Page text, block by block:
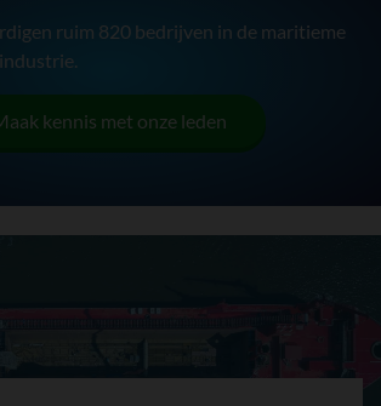
ruim 820 bedrijven in de maritieme
kennis met onze leden